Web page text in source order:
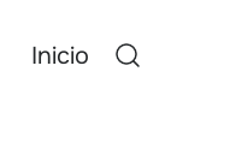
Inicio